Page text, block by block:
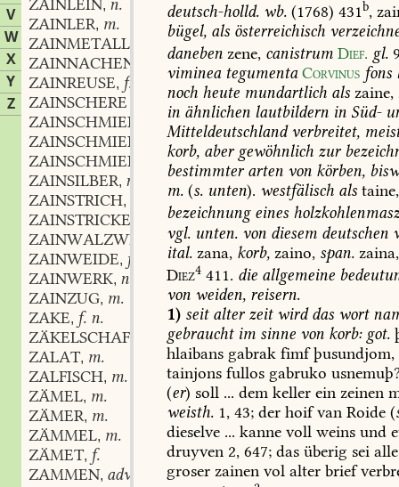
V
W
X
Y
Z
ZAINLEIN, n.
ZAINLER, m.
ZAINMETALL
ZAINNACHEN
ZAINREUSE, f.
ZAINSCHERE
ZAINSCHMIED
ZAINSCHMIEDE
ZAINSCHMIEDEN
n.
ZAINSILBER, n.
ZAINSTRICH,
ZAINSTRICKER
ZAINWALZWERK
n.
ZAINWEIDE, f.
ZAINWERK, n.
ZAINZUG, m.
ZAKE, f. n.
ZÄKELSCHAF
ZALAT, m.
ZALFISCH, m.
ZÄMEL, m.
ZÄMER, m.
ZÄMMEL, m.
ZÄMET, f.
ZAMMEN, adv.
deutsch-holld. wb. (1768) 431b,
bügel, als österreichisch
daneben zene, canistrum Dief. gl.
vimineategumenta Corvinus fons
noch heute mundartlich als zaine,
in ähnlichen lautbildern in Süd-
Mitteldeutschlandverbreitet,
korb, abergewöhnlich zur
bestimmterarten von körben,
m. (s. unten). westfälisch als taine,
bezeichnungeines
vgl. unten. von diesem deutschen
ital. zana, korb, zaino, span. zaina,
Diez4 411. die allgemeine
von weiden, reisern.
1) seitalterzeitwirddas wort
gebrauchtim sinne von korb:got.
hlaibans gabrak fimfþusundjom,
tainjons fullos gabruko
(er) soll ... dem keller ein zeinen
weisth. 1, 43; der hoifvan Roide (
dieselve ... kanne voll weins und
druyven 2, 647; das überig sei
groser zainen vol alter brief